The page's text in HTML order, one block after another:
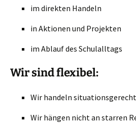
im direkten Handeln
in Aktionen und Projekten
im Ablauf des Schulalltags
Wir sind flexibel:
Wir handeln situationsgerecht
Wir hängen nicht an starren